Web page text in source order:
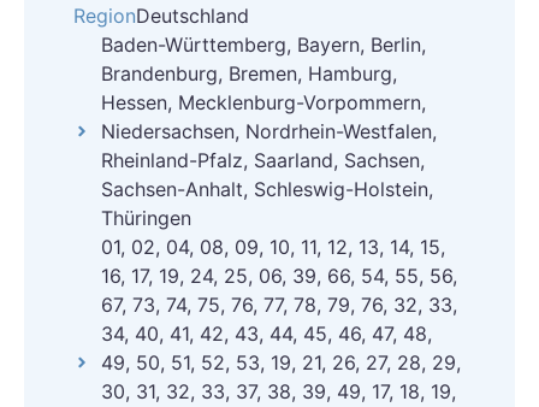
RegionDeutschland
Baden-Württemberg, Bayern, Berlin,
Brandenburg, Bremen, Hamburg,
Hessen, Mecklenburg-Vorpommern,
Niedersachsen, Nordrhein-Westfalen,
Rheinland-Pfalz, Saarland, Sachsen,
Sachsen-Anhalt, Schleswig-Holstein,
Thüringen
01, 02, 04, 08, 09, 10, 11, 12, 13, 14, 15,
16, 17, 19, 24, 25, 06, 39, 66, 54, 55, 56,
67, 73, 74, 75, 76, 77, 78, 79, 76, 32, 33,
34, 40, 41, 42, 43, 44, 45, 46, 47, 48,
49, 50, 51, 52, 53, 19, 21, 26, 27, 28, 29,
30, 31, 32, 33, 37, 38, 39, 49, 17, 18, 19,